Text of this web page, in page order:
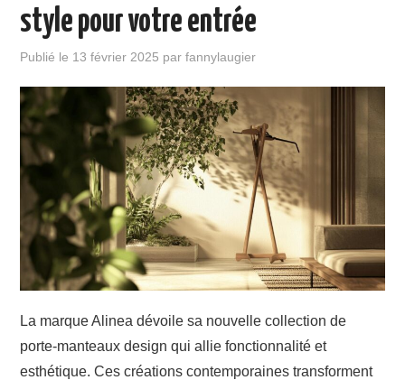
PEINTURE
OUTILS
style pour votre entrée
Publié le 13 février 2025 parfannylaugier
La marque Alinea dévoile sa nouvelle collection de
porte-manteaux design qui allie fonctionnalité et
esthétique. Ces créations contemporaines transforment